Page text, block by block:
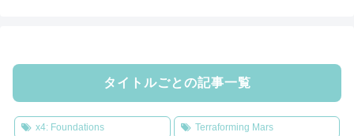
タイトルごとの記事一覧
x4: Foundations Terraforming Mars